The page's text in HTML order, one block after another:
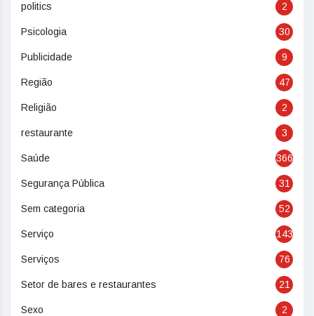
politics 2
Psicologia 30
Publicidade 9
Região 47
Religião 2
restaurante 3
Saúde 366
Segurança Pública 31
Sem categoria 52
Serviço 143
Serviços 76
Setor de bares e restaurantes 21
Sexo 2